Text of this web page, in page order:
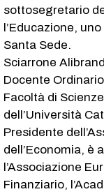
sottosegretario
l’Educazione,
Santa Sede.
Sciarrone
Docente
Facoltà di
dell’Università
Presidente
dell’Economia, è
l’Associazione
Finanziario,